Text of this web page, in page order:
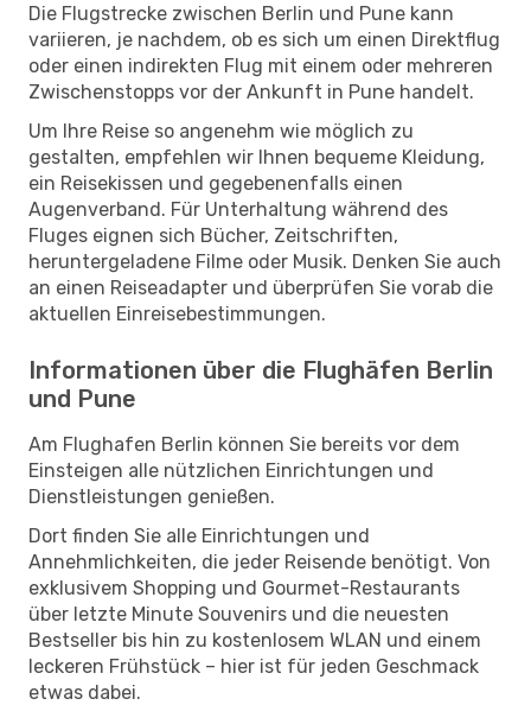
Die Flugstrecke zwischen Berlin und Pune kann
variieren, je nachdem, ob es sich um einen Direktflug
oder einen indirekten Flug mit einem oder mehreren
Zwischenstopps vor der Ankunft in Pune handelt.
Um Ihre Reise so angenehm wie möglich zu
gestalten, empfehlen wir Ihnen bequeme Kleidung,
ein Reisekissen und gegebenenfalls einen
Augenverband. Für Unterhaltung während des
Fluges eignen sich Bücher, Zeitschriften,
heruntergeladene Filme oder Musik. Denken Sie auch
an einen Reiseadapter und überprüfen Sie vorab die
aktuellen Einreisebestimmungen.
Informationen über die Flughäfen Berlin
und Pune
Am Flughafen Berlin können Sie bereits vor dem
Einsteigen alle nützlichen Einrichtungen und
Dienstleistungen genießen.
Dort finden Sie alle Einrichtungen und
Annehmlichkeiten, die jeder Reisende benötigt. Von
exklusivem Shopping und Gourmet-Restaurants
über letzte Minute Souvenirs und die neuesten
Bestseller bis hin zu kostenlosem WLAN und einem
leckeren Frühstück – hier ist für jeden Geschmack
etwas dabei.